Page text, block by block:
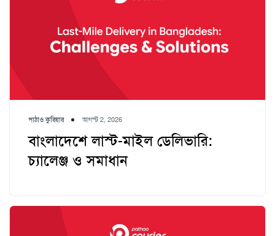
পাঠাও কুরিয়ার আগস্ট 2, 2026
বাংলাদেশে লাস্ট-মাইল ডেলিভারি:
চ্যালেঞ্জ ও সমাধান